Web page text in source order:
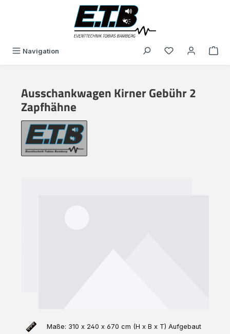
Navigation You have 0
Ausschankwagen Kirner Gebühr 2
Zapfhähne
Maße: 310 x 240 x 670 cm (H x B x T) Aufgebaut